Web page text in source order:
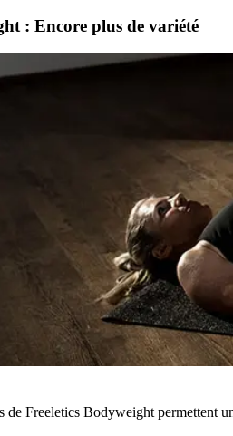
: Encore plus de variété
Freeletics Bodyweight permettent